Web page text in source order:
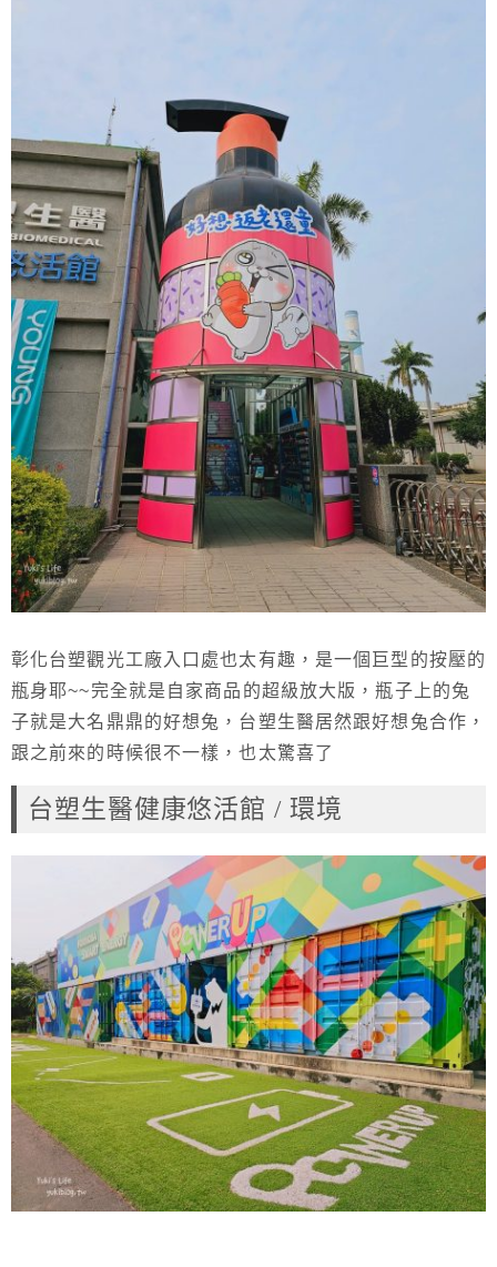
彰化台塑觀光工廠入口處也太有趣，是一個巨型的按壓的
瓶身耶~~完全就是自家商品的超級放大版，瓶子上的兔
子就是大名鼎鼎的好想兔，台塑生醫居然跟好想兔合作，
跟之前來的時候很不一樣，也太驚喜了
台塑生醫健康悠活館 / 環境